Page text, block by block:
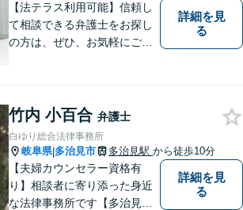
【法テラス利用可能】信頼し
て相談できる弁護士をお探し
の方は、ぜひ、お気軽にご連
詳細を見
る
竹内 小百合 弁護士
白ゆり総合法律事務所
岐阜県|多治見市 多治見駅 から徒歩10分
【夫婦カウンセラー資格有
り】相談者に寄り添った身近
な法律事務所です【多治見駅
詳細を見
る